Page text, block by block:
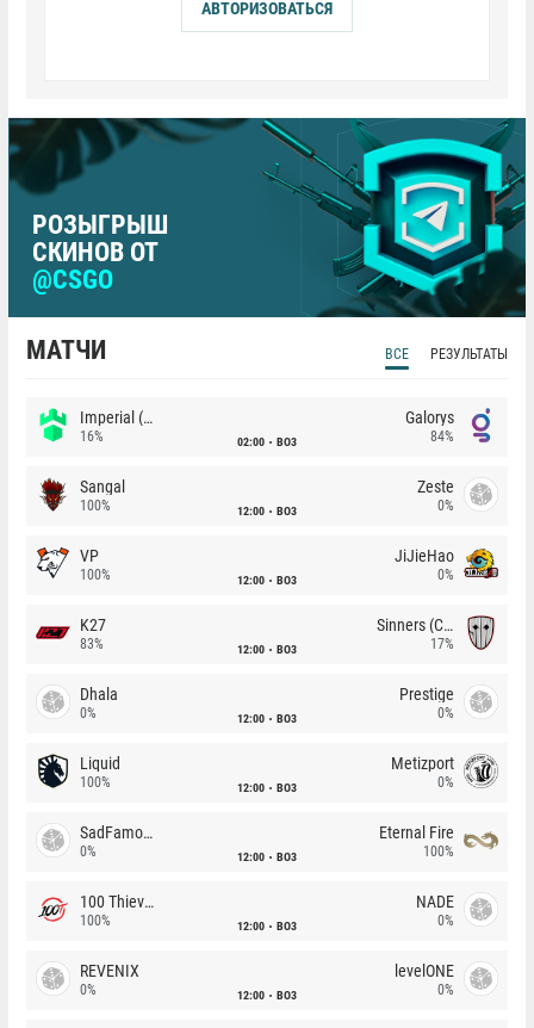
АВТОРИЗОВАТЬСЯ
РОЗЫГРЫШ
СКИНОВ ОТ
@CSGO
МАТЧИ ВСЕ РЕЗУЛЬТАТЫ
Imperial (Brazil)
16% 02:00 BO3
Galorys
84%
Sangal
100% 12:00 BO3
Zeste
0%
VP
100% 12:00 BO3
JiJieHao
0%
K27
83% 12:00 BO3
Sinners (CZ)
17%
Dhala
0% 12:00 BO3
Prestige
0%
Liquid
100% 12:00 BO3
Metizport
0%
SadFamous
0% 12:00 BO3
Eternal Fire
100%
100 Thieves
100% 12:00 BO3
NADE
0%
REVENIX
0% 12:00 BO3
levelONE
0%